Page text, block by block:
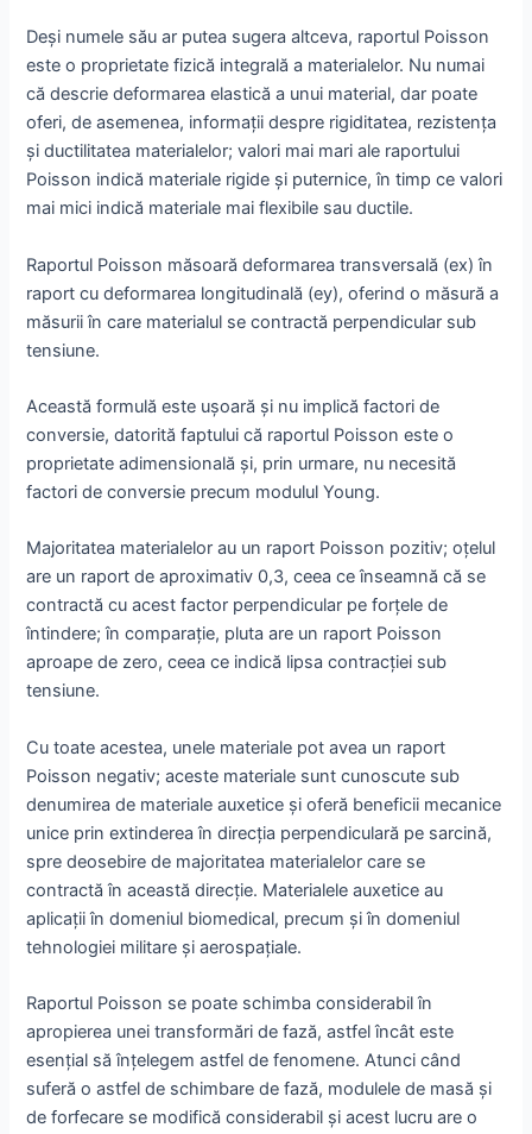
Deși numele său ar putea sugera altceva, raportul Poisson
este o proprietate fizică integrală a materialelor. Nu numai
că descrie deformarea elastică a unui material, dar poate
oferi, de asemenea, informații despre rigiditatea, rezistența
și ductilitatea materialelor; valori mai mari ale raportului
Poisson indică materiale rigide și puternice, în timp ce valori
mai mici indică materiale mai flexibile sau ductile.
Raportul Poisson măsoară deformarea transversală (ex) în
raport cu deformarea longitudinală (ey), oferind o măsură a
măsurii în care materialul se contractă perpendicular sub
tensiune.
Această formulă este ușoară și nu implică factori de
conversie, datorită faptului că raportul Poisson este o
proprietate adimensională și, prin urmare, nu necesită
factori de conversie precum modulul Young.
Majoritatea materialelor au un raport Poisson pozitiv; oțelul
are un raport de aproximativ 0,3, ceea ce înseamnă că se
contractă cu acest factor perpendicular pe forțele de
întindere; în comparație, pluta are un raport Poisson
aproape de zero, ceea ce indică lipsa contracției sub
tensiune.
Cu toate acestea, unele materiale pot avea un raport
Poisson negativ; aceste materiale sunt cunoscute sub
denumirea de materiale auxetice și oferă beneficii mecanice
unice prin extinderea în direcția perpendiculară pe sarcină,
spre deosebire de majoritatea materialelor care se
contractă în această direcție. Materialele auxetice au
aplicații în domeniul biomedical, precum și în domeniul
tehnologiei militare și aerospațiale.
Raportul Poisson se poate schimba considerabil în
apropierea unei transformări de fază, astfel încât este
esențial să înțelegem astfel de fenomene. Atunci când
suferă o astfel de schimbare de fază, modulele de masă și
de forfecare se modifică considerabil și acest lucru are o